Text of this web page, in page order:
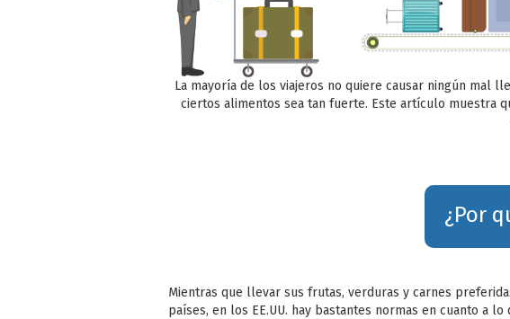
La mayoría de los viajeros no quiere causar ningún mal
ciertos alimentos sea tan fuerte. Este artículo muestra
¿Por
Mientras que llevar sus frutas, verduras y carnes
países, en los EE.UU. hay bastantes normas en cuanto a